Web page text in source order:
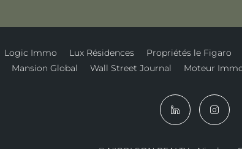
Logic Immo Lux Résidences Propriétés le Figaro
Mansion Global Wall Street Journal Moteur